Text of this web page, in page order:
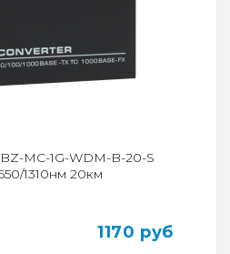
MC-1G-WDM-B-20-S
1310нм 20км
1170 руб